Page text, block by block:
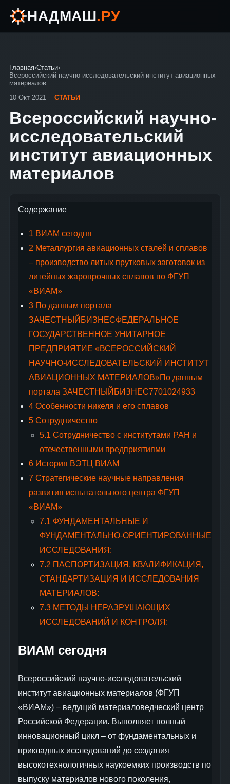
НАДМАШ.РУ
Главная›Статьи›
Всероссийский научно-исследовательский институт авиационных
материалов
10 Окт 2021
СТАТЬИ
Всероссийский научно-
исследовательский
институт авиационных
материалов
Содержание
1 ВИАМ сегодня
2 Металлургия авиационных сталей и сплавов
– производство литых прутковых заготовок из
литейных жаропрочных сплавов во ФГУП
«ВИАМ»
3По данным портала
ЗАЧЕСТНЫЙБИЗНЕСФЕДЕРАЛЬНОЕ
ГОСУДАРСТВЕННОЕ УНИТАРНОЕ
ПРЕДПРИЯТИЕ «ВСЕРОССИЙСКИЙ
НАУЧНО-ИССЛЕДОВАТЕЛЬСКИЙ ИНСТИТУТ
АВИАЦИОННЫХ МАТЕРИАЛОВ»По данным
портала ЗАЧЕСТНЫЙБИЗНЕС7701024933
4Особенности никеля и его сплавов
5Сотрудничество
5.1 Сотрудничество с инcтитутами РАН и
отечественными предприятиями
6История ВЭТЦ ВИАМ
7 Стратегические научные направления
развития испытательного центра ФГУП
«ВИАМ»
7.1 ФУНДАМЕНТАЛЬНЫЕ И
ФУНДАМЕНТАЛЬНО-ОРИЕНТИРОВАННЫЕ
ИССЛЕДОВАНИЯ:
7.2 ПАСПОРТИЗАЦИЯ, КВАЛИФИКАЦИЯ,
СТАНДАРТИЗАЦИЯ И ИССЛЕДОВАНИЯ
МАТЕРИАЛОВ:
7.3МЕТОДЫ НЕРАЗРУШАЮЩИХ
ИССЛЕДОВАНИЙ И КОНТРОЛЯ:
ВИАМ сегодня
Всероссийский научно-исследовательский
институт авиационных материалов (ФГУП
«ВИАМ») − ведущий материаловедческий центр
Российской Федерации. Выполняет полный
инновационный цикл – от фундаментальных и
прикладных исследований до создания
высокотехнологичных наукоемких производств по
выпуску материалов нового поколения,